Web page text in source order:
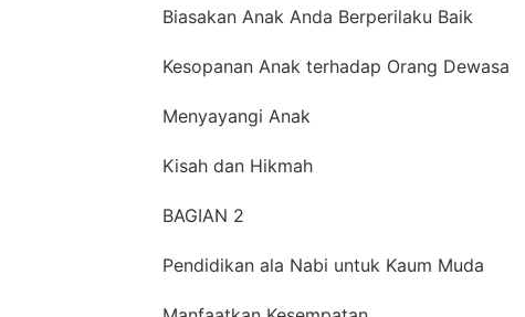
Biasakan Anak Anda Berperilaku Baik
Kesopanan Anak terhadap Orang Dewasa
Menyayangi Anak
Kisah dan Hikmah
BAGIAN 2
Pendidikan ala Nabi untuk Kaum Muda